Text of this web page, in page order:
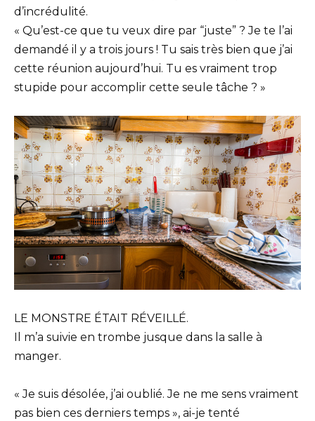
d’incrédulité.
« Qu’est-ce que tu veux dire par “juste” ? Je te l’ai
demandé il y a trois jours ! Tu sais très bien que j’ai
cette réunion aujourd’hui. Tu es vraiment trop
stupide pour accomplir cette seule tâche ? »
LE MONSTRE ÉTAIT RÉVEILLÉ.
Il m’a suivie en trombe jusque dans la salle à
manger.
« Je suis désolée, j’ai oublié. Je ne me sens vraiment
pas bien ces derniers temps », ai-je tenté